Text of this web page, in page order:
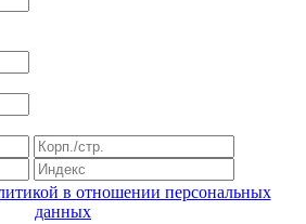
в отношении персональных
данных